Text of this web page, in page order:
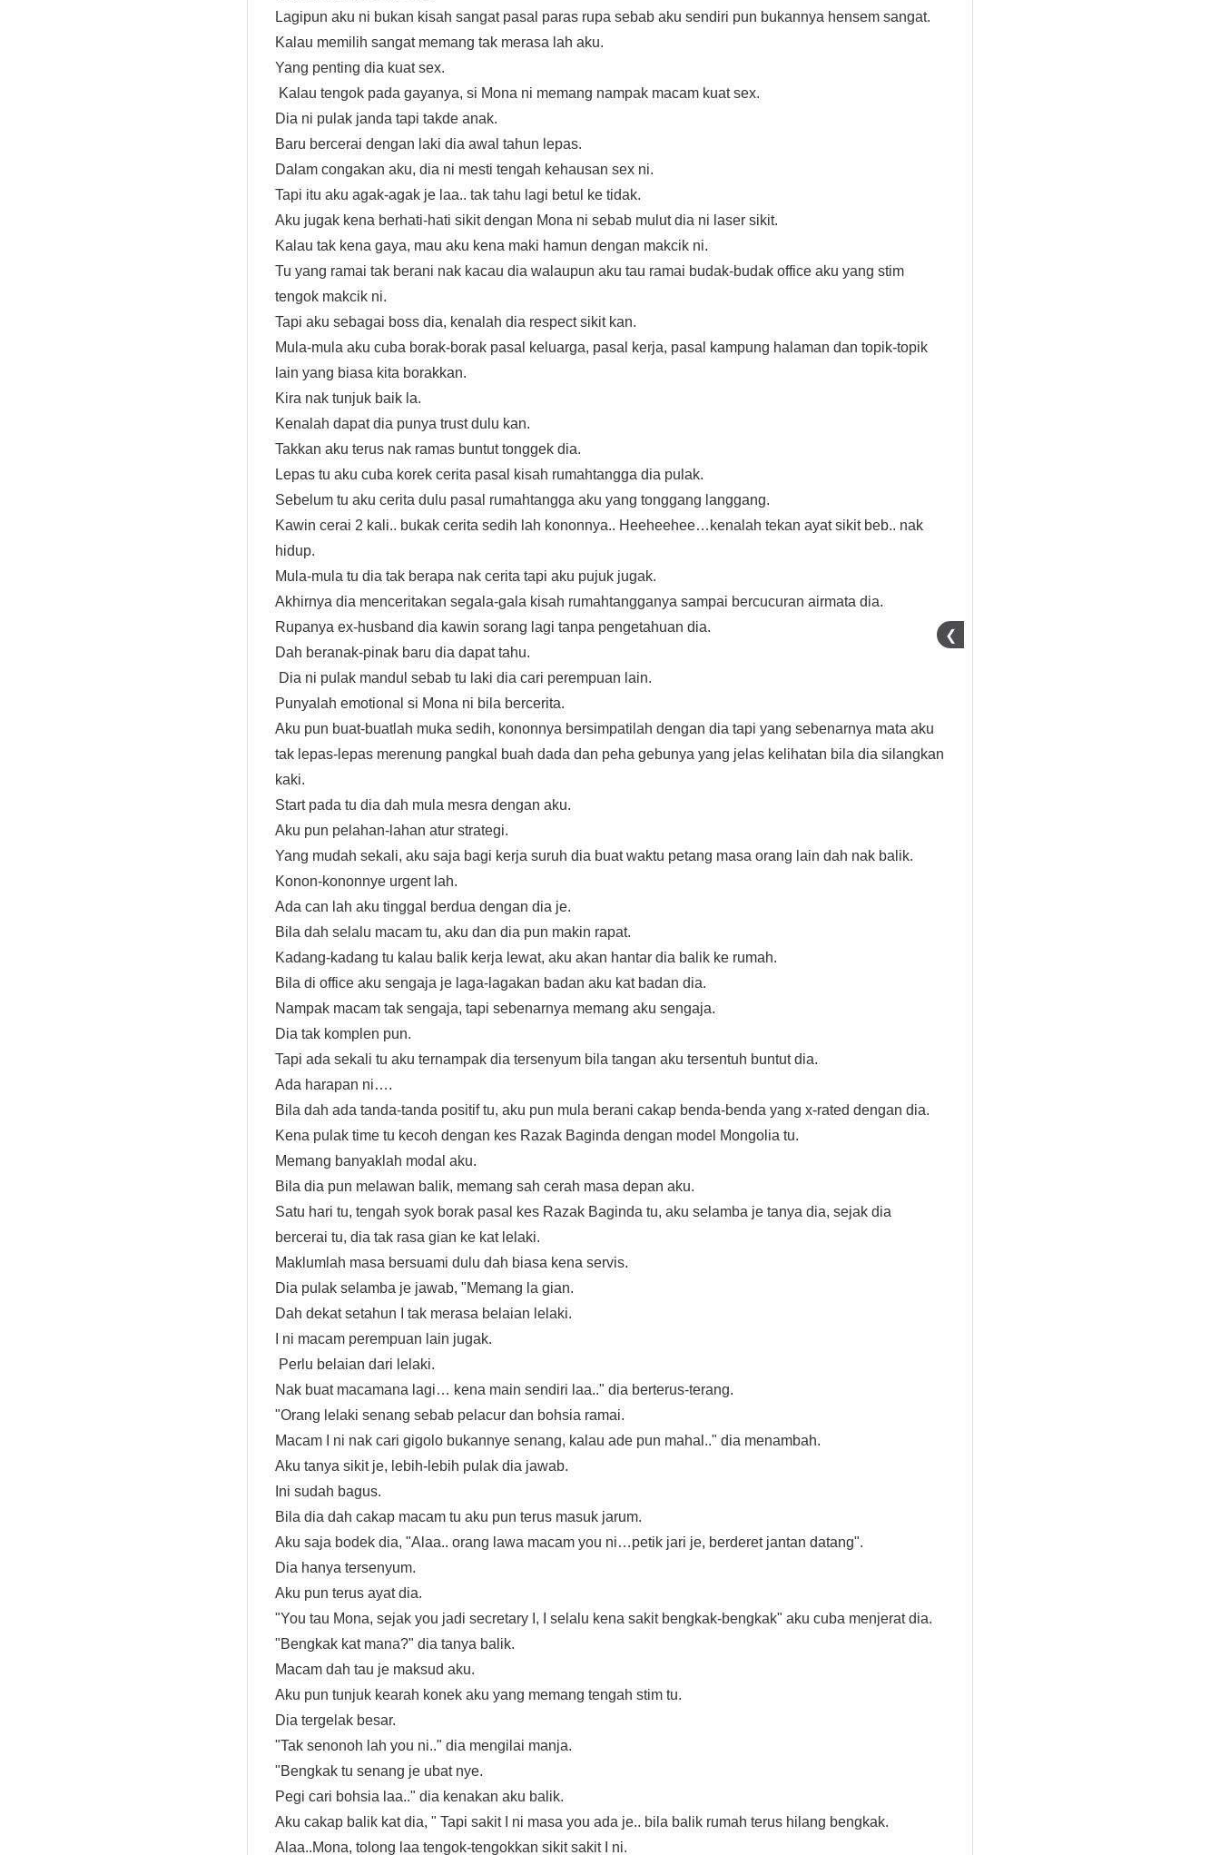
Lagipun aku ni bukan kisah sangat pasal paras rupa sebab aku sendiri pun bukannya hensem sangat.
Kalau memilih sangat memang tak merasa lah aku.
Yang penting dia kuat sex.
Kalau tengok pada gayanya, si Mona ni memang nampak macam kuat sex.
Dia ni pulak janda tapi takde anak.
Baru bercerai dengan laki dia awal tahun lepas.
Dalam congakan aku, dia ni mesti tengah kehausan sex ni.
Tapi itu aku agak-agak je laa.. tak tahu lagi betul ke tidak.
Aku jugak kena berhati-hati sikit dengan Mona ni sebab mulut dia ni laser sikit.
Kalau tak kena gaya, mau aku kena maki hamun dengan makcik ni.
Tu yang ramai tak berani nak kacau dia walaupun aku tau ramai budak-budak office aku yang stim
tengok makcik ni.
Tapi aku sebagai boss dia, kenalah dia respect sikit kan.
Mula-mula aku cuba borak-borak pasal keluarga, pasal kerja, pasal kampung halaman dan topik-topik
lain yang biasa kita borakkan.
Kira nak tunjuk baik la.
Kenalah dapat dia punya trust dulu kan.
Takkan aku terus nak ramas buntut tonggek dia.
Lepas tu aku cuba korek cerita pasal kisah rumahtangga dia pulak.
Sebelum tu aku cerita dulu pasal rumahtangga aku yang tonggang langgang.
Kawin cerai 2 kali.. bukak cerita sedih lah kononnya.. Heeheehee…kenalah tekan ayat sikit beb.. nak
hidup.
Mula-mula tu dia tak berapa nak cerita tapi aku pujuk jugak.
Akhirnya dia menceritakan segala-gala kisah rumahtangganya sampai bercucuran airmata dia.
Rupanya ex-husband dia kawin sorang lagi tanpa pengetahuan dia.
Dah beranak-pinak baru dia dapat tahu.
Dia ni pulak mandul sebab tu laki dia cari perempuan lain.
Punyalah emotional si Mona ni bila bercerita.
Aku pun buat-buatlah muka sedih, kononnya bersimpatilah dengan dia tapi yang sebenarnya mata aku
tak lepas-lepas merenung pangkal buah dada dan peha gebunya yang jelas kelihatan bila dia silangkan
kaki.
Start pada tu dia dah mula mesra dengan aku.
Aku pun pelahan-lahan atur strategi.
Yang mudah sekali, aku saja bagi kerja suruh dia buat waktu petang masa orang lain dah nak balik.
Konon-kononnye urgent lah.
Ada can lah aku tinggal berdua dengan dia je.
Bila dah selalu macam tu, aku dan dia pun makin rapat.
Kadang-kadang tu kalau balik kerja lewat, aku akan hantar dia balik ke rumah.
Bila di office aku sengaja je laga-lagakan badan aku kat badan dia.
Nampak macam tak sengaja, tapi sebenarnya memang aku sengaja.
Dia tak komplen pun.
Tapi ada sekali tu aku ternampak dia tersenyum bila tangan aku tersentuh buntut dia.
Ada harapan ni….
Bila dah ada tanda-tanda positif tu, aku pun mula berani cakap benda-benda yang x-rated dengan dia.
Kena pulak time tu kecoh dengan kes Razak Baginda dengan model Mongolia tu.
Memang banyaklah modal aku.
Bila dia pun melawan balik, memang sah cerah masa depan aku.
Satu hari tu, tengah syok borak pasal kes Razak Baginda tu, aku selamba je tanya dia, sejak dia
bercerai tu, dia tak rasa gian ke kat lelaki.
Maklumlah masa bersuami dulu dah biasa kena servis.
Dia pulak selamba je jawab, "Memang la gian.
Dah dekat setahun I tak merasa belaian lelaki.
I ni macam perempuan lain jugak.
Perlu belaian dari lelaki.
Nak buat macamana lagi… kena main sendiri laa.." dia berterus-terang.
"Orang lelaki senang sebab pelacur dan bohsia ramai.
Macam I ni nak cari gigolo bukannye senang, kalau ade pun mahal.." dia menambah.
Aku tanya sikit je, lebih-lebih pulak dia jawab.
Ini sudah bagus.
Bila dia dah cakap macam tu aku pun terus masuk jarum.
Aku saja bodek dia, "Alaa.. orang lawa macam you ni…petik jari je, berderet jantan datang".
Dia hanya tersenyum.
Aku pun terus ayat dia.
"You tau Mona, sejak you jadi secretary I, I selalu kena sakit bengkak-bengkak" aku cuba menjerat dia.
"Bengkak kat mana?" dia tanya balik.
Macam dah tau je maksud aku.
Aku pun tunjuk kearah konek aku yang memang tengah stim tu.
Dia tergelak besar.
"Tak senonoh lah you ni.." dia mengilai manja.
"Bengkak tu senang je ubat nye.
Pegi cari bohsia laa.." dia kenakan aku balik.
Aku cakap balik kat dia, " Tapi sakit I ni masa you ada je.. bila balik rumah terus hilang bengkak.
Alaa..Mona, tolong laa tengok-tengokkan sikit sakit I ni.
❮